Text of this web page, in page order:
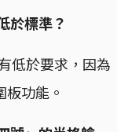
於標準？
低於要求，因為
功能。